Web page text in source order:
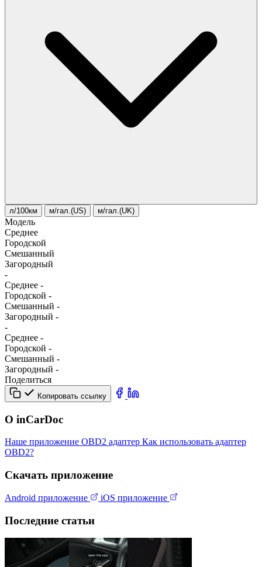
л/100км м/гал.(US) м/гал.(UK)
Модель
Среднее
Городской
Смешанный
Загородный
-
Среднее -
Городской -
Смешанный -
Загородный -
-
Среднее -
Городской -
Смешанный -
Загородный -
Поделиться
Копировать ссылку
О inCarDoc
Наше приложение OBD2 адаптер Как использовать адаптер
OBD2?
Скачать приложение
Android приложение iOS приложение
Последние статьи